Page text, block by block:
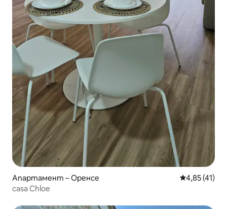
Апартамент – Оренсе Средна
4,85 (41)
casa Chloe